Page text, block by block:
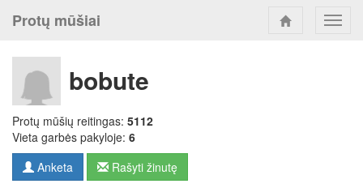
Protų mūšiai
bobute
Protų mūšių reitingas: 5112
Vieta garbės pakyloje: 6
Anketa
Rašyti žinutę